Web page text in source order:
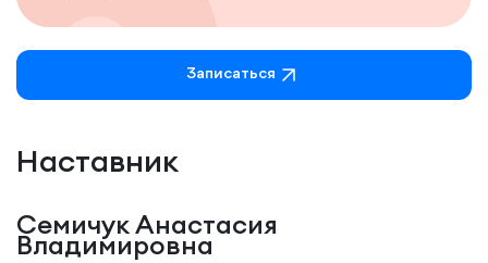
Записаться
Наставник
Семичук Анастасия
Владимировна